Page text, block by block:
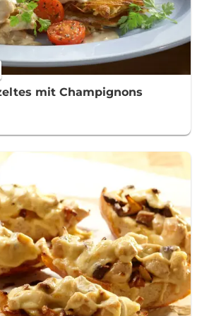
mit Champignons